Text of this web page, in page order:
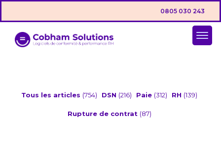
0805 030 243
Tous les articles (754) DSN (216) Paie (312) RH (139)
Rupture de contrat (87)